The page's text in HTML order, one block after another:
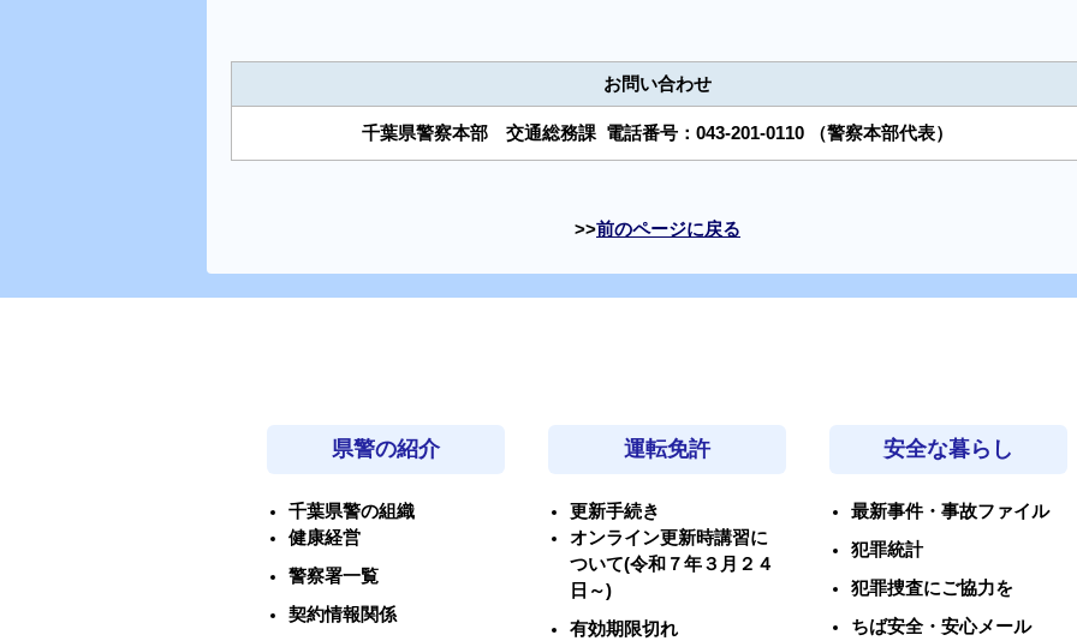
お問い合わせ
千葉県警察本部 交通総務課 電話番号： 043-201-0110 （警察本部代表）
前のページに戻る
県警の紹介
千葉県警の組織
健康経営
警察署一覧
契約情報関係
運転免許
更新手続き
オンライン更新時講習に
ついて(令和７年３月２４
日～)
有効期限切れ
安全な暮らし
最新事件・事故ファイル
犯罪統計
犯罪捜査にご協力を
ちば安全・安心メール